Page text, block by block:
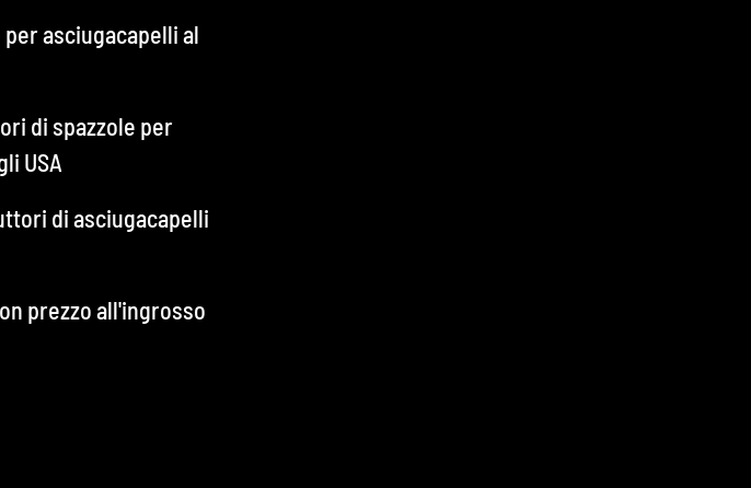
per asciugacapelli al
di spazzole per
USA
di asciugacapelli
prezzo all'ingrosso